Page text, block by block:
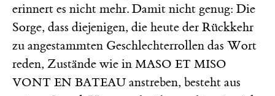
erinnert es nicht mehr. Damit nicht genug: Die
Sorge, dass diejenigen, die heute der Rückkehr
zu angestammten Geschlechterrollen das Wort
reden, Zustände wie in MASO ET MISO
VONT EN BATEAU anstreben, besteht aus